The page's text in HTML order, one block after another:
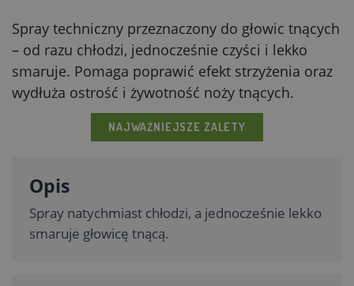
Spray techniczny przeznaczony do głowic tnących
– od razu chłodzi, jednocześnie czyści i lekko
smaruje. Pomaga poprawić efekt strzyżenia oraz
wydłuża ostrość i żywotność noży tnących.
NAJWAŻNIEJSZE ZALETY
Opis
Spray natychmiast chłodzi, a jednocześnie lekko
smaruje głowicę tnącą.